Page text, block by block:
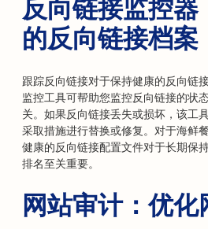
反向链接监控器
的反向链接档案
跟踪反向链接对于保持健康的反向链
监控工具可帮助您监控反向链接的状
关。如果反向链接丢失或损坏，该工
采取措施进行替换或修复。对于海鲜
健康的反向链接配置文件对于长期保
排名至关重要。
网站审计：优